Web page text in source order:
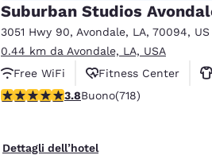
Suburban Studios
3051 Hwy 90, Avondale, LA, 70094, US
0.44 km da Avondale, LA, USA
Free WiFi
Fitness Center
Valutazione di 3.81 stelle. Buono. 718
3.8Buono(718)
Dettagli dell’hotel